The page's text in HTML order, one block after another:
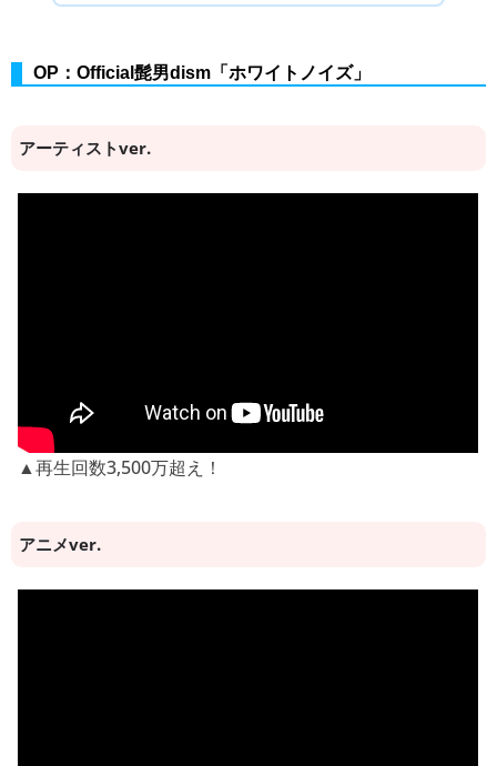
OP：Official髭男dism「ホワイトノイズ」
アーティストver.
▲再生回数3,500万超え！
アニメver.